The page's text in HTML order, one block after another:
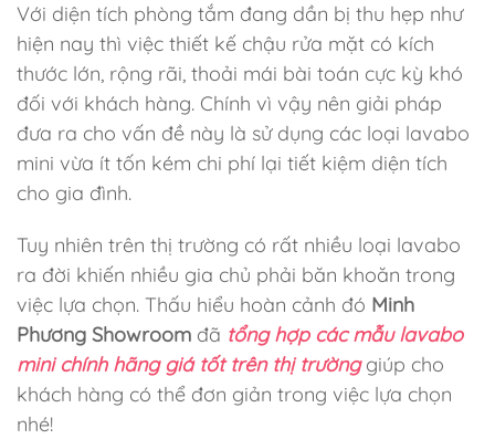
Với diện tích phòng tắm đang dần bị thu hẹp như
hiện nay thì việc thiết kế chậu rửa mặt có kích
thước lớn, rộng rãi, thoải mái bài toán cực kỳ khó
đối với khách hàng. Chính vì vậy nên giải pháp
đưa ra cho vấn đề này là sử dụng các loại lavabo
mini vừa ít tốn kém chi phí lại tiết kiệm diện tích
cho gia đình.
Tuy nhiên trên thị trường có rất nhiều loại lavabo
ra đời khiến nhiều gia chủ phải băn khoăn trong
việc lựa chọn. Thấu hiểu hoàn cảnh đó Minh
Phương Showroom đã tổng hợp các mẫu lavabo
mini chính hãng giá tốt trên thị trườnggiúp cho
khách hàng có thể đơn giản trong việc lựa chọn
nhé!